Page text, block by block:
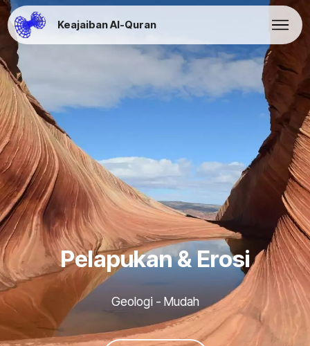
Keajaiban Al-Quran
Pelapukan & Erosi
Geologi - Mudah